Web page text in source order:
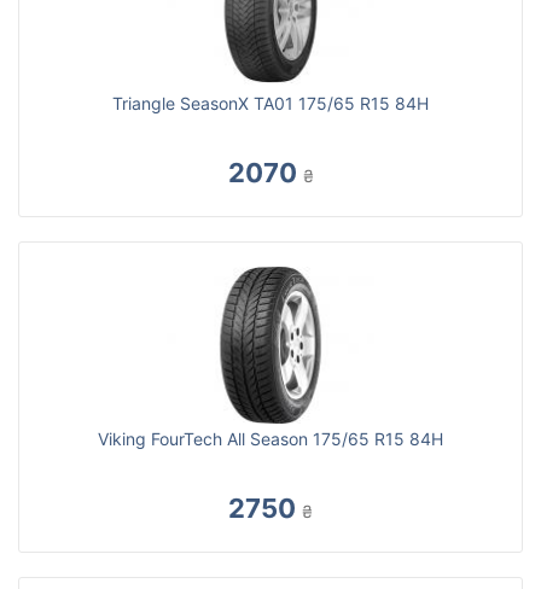
Triangle SeasonX TA01 175/65 R15 84H
2070 ₴
Viking FourTech All Season 175/65 R15 84H
2750 ₴